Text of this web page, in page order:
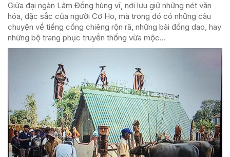
Giữa đại ngàn Lâm Đồng hùng vĩ, nơi lưu giữ những nét văn
hóa, đặc sắc của người Cơ Ho, mà trong đó có những câu
chuyện về tiếng cồng chiêng rộn rã, những bài đồng dao, hay
những bộ trang phục truyền thống vừa mộc...